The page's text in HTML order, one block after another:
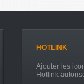
HOTLINK
Ajouter les
Hotlink